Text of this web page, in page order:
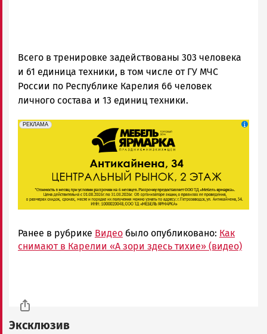
Всего в тренировке задействованы 303 человека
и 61 единица техники, в том числе от ГУ МЧС
России по Республике Карелия 66 человек
личного состава и 13 единиц техники.
erid: 2SDnjeFymr3
РЕКЛАМА
Реклама
Ранее в рубрике Видео было опубликовано: Как
снимают в Карелии «А зори здесь тихие» (видео)
Эксклюзив